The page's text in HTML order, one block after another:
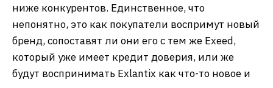
ниже конкурентов. Единственное, что
непонятно, это как покупатели воспримут новый
бренд, сопоставят ли они его с тем же Exeed,
который уже имеет кредит доверия, или же
будут воспринимать Exlantix как что-то новое и